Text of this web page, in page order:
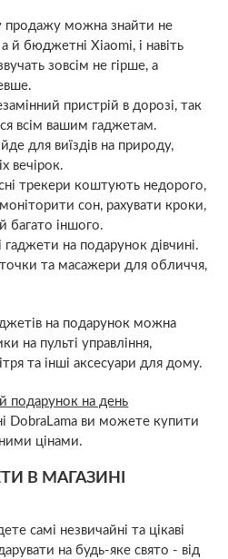
продажу можна знайти не
й бюджетні Xiaomi, і навіть
зовсім не гірше, а
пристрій в дорозі, так
всім вашим гаджетам.
для виїздів на природу,
вечірок.
трекери коштують недорого,
сон, рахувати кроки,
багато іншого.
на подарунок дівчині.
та масажери для обличчя,
на подарунок можна
на пульті управління,
та інші аксесуари для дому.
подарунок на день
DobraLama ви можете купити
цінами.
В МАГАЗИНІ
самі незвичайні та цікаві
на будь-яке свято - від